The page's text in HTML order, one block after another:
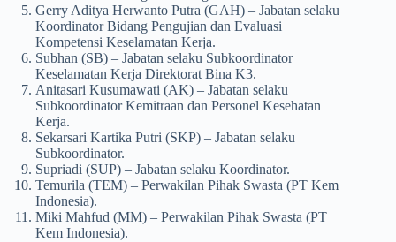
​Gerry Aditya Herwanto Putra (GAH) – Jabatan selaku
Koordinator Bidang Pengujian dan Evaluasi
Kompetensi Keselamatan Kerja.
​Subhan (SB) – Jabatan selaku Subkoordinator
Keselamatan Kerja Direktorat Bina K3.
​Anitasari Kusumawati (AK) – Jabatan selaku
Subkoordinator Kemitraan dan Personel Kesehatan
Kerja.
​Sekarsari Kartika Putri (SKP) – Jabatan selaku
Subkoordinator.
​Supriadi (SUP) – Jabatan selaku Koordinator.
​Temurila (TEM) – Perwakilan Pihak Swasta (PT Kem
Indonesia).
​Miki Mahfud (MM) – Perwakilan Pihak Swasta (PT
Kem Indonesia).